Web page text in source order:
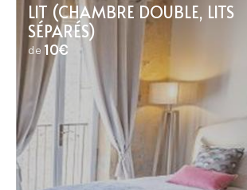
LIT (CHAMBRE DOUBLE, LITS
SÉPARÉS)
de 10€